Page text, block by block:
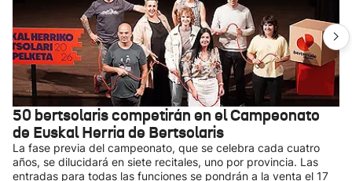
50 bertsolaris competirán en el Campeonato
de Euskal Herria de Bertsolaris
La fase previa del campeonato, que se celebra cada cuatro
años, se dilucidará en siete recitales, uno por provincia. Las
entradas para todas las funciones se pondrán a la venta el 17